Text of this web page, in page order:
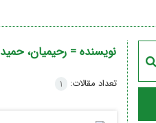
نویسنده =رحیمیان، حمید
تعداد مقالات: 1